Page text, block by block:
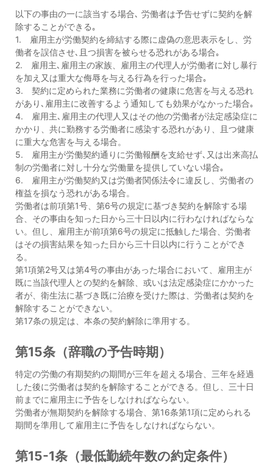
以下の事由の一に該当する場合､ 労働者は予告せずに契約を解
除することができる｡
1. 雇用主が労働契約を締結する際に虚偽の意思表示をし、労
働者を誤信させ､且つ損害を被らせる恐れがある場合｡
2. 雇用主､雇用主の家族、雇用主の代理人が労働者に対し暴行
を加え又は重大な侮辱を与える行為を行った場合｡
3. 契約に定められた業務に労働者の健康に危害を与える恐れ
があり､雇用主に改善するよう通知しても効果がなかった場合｡
4. 雇用主､雇用主の代理人又はその他の労働者が法定感染症に
かかり、共に勤務する労働者に感染する恐れがあり、且つ健康
に重大な危害を与える場合。
5. 雇用主が労働契約通りに労働報酬を支給せず､又は出来高払
制の労働者に対し十分な労働量を提供していない場合｡
6. 雇用主が労働契約又は労働者関係法令に違反し、労働者の
権益を損なう恐れがある場合。
労働者は前項第1号、第6号の規定に基づき契約を解除する場
合、その事由を知った日から三十日以内に行わなければならな
い。但し、雇用主が前項第6号の規定に抵触した場合、労働者
はその損害結果を知った日から三十日以内に行うことができ
る。
第1項第2号又は第4号の事由があった場合において、雇用主が
既に当該代理人との契約を解除、或いは法定感染症にかかった
者が、衛生法に基づき既に治療を受けた際は、労働者は契約を
解除することができない。
第17条の規定は、本条の契約解除に準用する。
第15条（辞職の予告時期）
特定の労働の有期契約の期間が三年を超える場合、三年を経過
した後に労働者は契約を解除することができる。但し、三十日
前までに雇用主に予告をしなければならない。
労働者が無期契約を解除する場合、第16条第1項に定められる
期間を準用して雇用主に予告をしなければならない。
第15-1条（最低勤続年数の約定条件）